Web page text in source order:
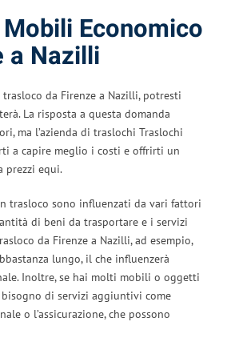
Economico
a Nazilli
da Firenze a Nazilli, potresti
La risposta a questa domanda
ma l’azienda di traslochi Traslochi
a capire meglio i costi e offrirti un
prezzi equi.
trasloco sono influenzati da vari fattori
di beni da trasportare e i servizi
da Firenze a Nazilli, ad esempio,
lungo, il che influenzerà
Inoltre, se hai molti mobili o oggetti
di servizi aggiuntivi come
o l’assicurazione, che possono